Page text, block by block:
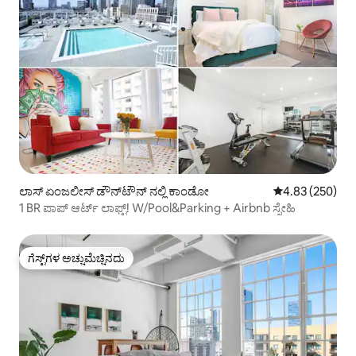
ಲಾಸ್ ಏಂಜಲೀಸ್ ಡೌನ್‌ಟೌನ್ ನಲ್ಲಿ ಕಾಂಡೋ 5 ರಲ್ಲಿ 4.83
4.83 (250)
1 BR ಪಾಪ್ ಆರ್ಟ್ ಲಾಫ್ಟ್! W/Pool&Parking + Airbnb ಸ್ನೇಹಿ
ಗೆಸ್ಟ್‌ಗಳ ಅಚ್ಚುಮೆಚ್ಚಿನದು
ಗೆಸ್ಟ್‌ಗಳ ಅಚ್ಚುಮೆಚ್ಚಿನದು